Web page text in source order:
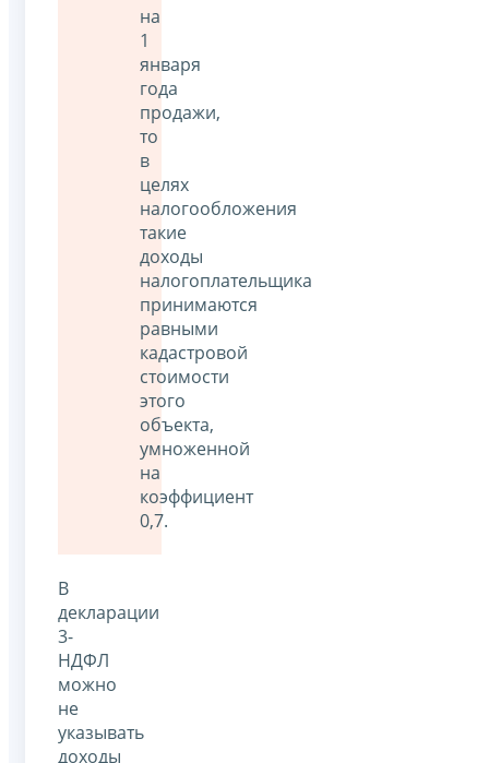
на
1
января
года
продажи,
то
в
целях
налогообложения
такие
доходы
налогоплательщика
принимаются
равными
кадастровой
стоимости
этого
объекта,
умноженной
на
коэффициент
0,7.
В
декларации
3-
НДФЛ
можно
не
указывать
доходы